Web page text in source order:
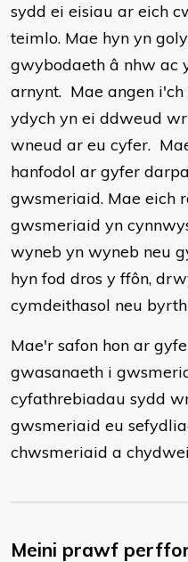
sydd ei eisiau ar eich
teimlo. Mae hyn yn
gwybodaeth â nhw ac
arnynt. Mae angen
ydych yn ei ddweud
wneud ar eu cyfer.
hanfodol ar gyfer
gwsmeriaid. Mae eich
gwsmeriaid yn
wyneb yn wyneb neu
hyn fod dros y ffôn,
cymdeithasol neu
Mae'r safon hon ar
gwasanaeth i
cyfathrebiadau sydd
gwsmeriaid eu
chwsmeriaid a
Meini prawf